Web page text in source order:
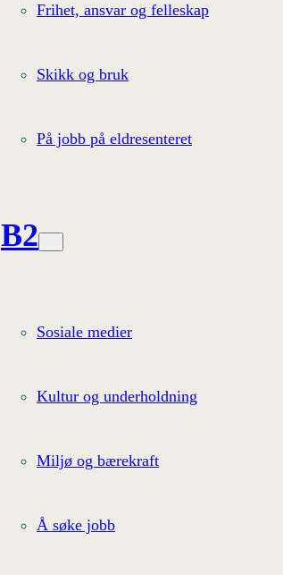
Frihet, ansvar og felleskap
Skikk og bruk
På jobb på eldresenteret
B2
Sosiale medier
Kultur og underholdning
Miljø og bærekraft
Å søke jobb